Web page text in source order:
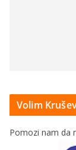
Volim
Pomozi nam da